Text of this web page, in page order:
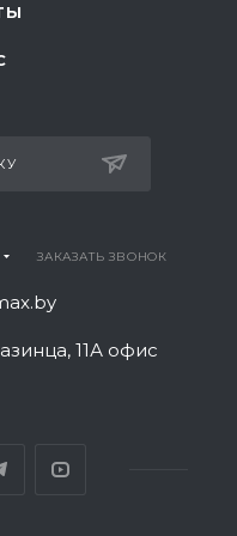
ЗАКАЗАТЬ ЗВОНОК
11А офис